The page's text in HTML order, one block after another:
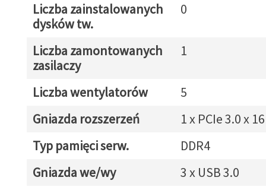
Liczba zainstalowanych
dysków tw.
0
Liczba zamontowanych
zasilaczy
1
Liczba wentylatorów
5
Gniazda rozszerzeń
1 x PCIe 3.0 x 16
Typ pamięci serw.
DDR4
Gniazda we/wy
3 x USB 3.0